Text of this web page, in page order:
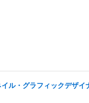
イル・グラフィックデザ